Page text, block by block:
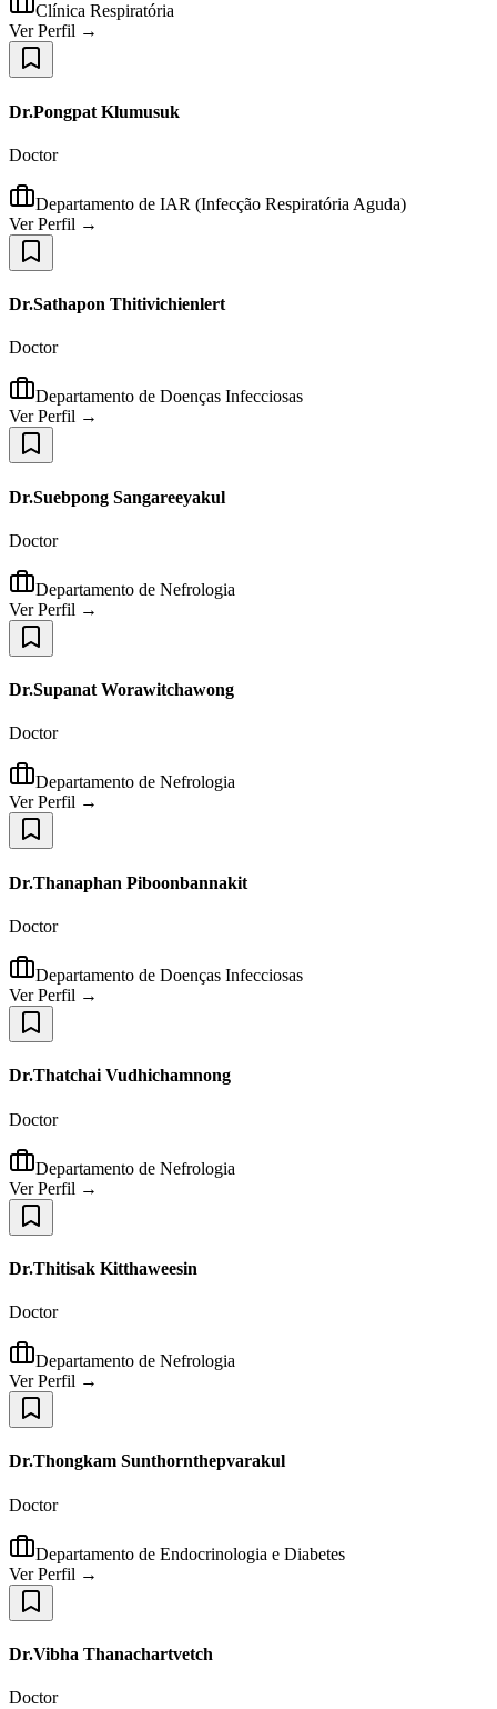
Clínica Respiratória
Ver Perfil →
Dr.Pongpat Klumusuk
Doctor
Departamento de IAR (Infecção Respiratória Aguda)
Ver Perfil →
Dr.Sathapon Thitivichienlert
Doctor
Departamento de Doenças Infecciosas
Ver Perfil →
Dr.Suebpong Sangareeyakul
Doctor
Departamento de Nefrologia
Ver Perfil →
Dr.Supanat Worawitchawong
Doctor
Departamento de Nefrologia
Ver Perfil →
Dr.Thanaphan Piboonbannakit
Doctor
Departamento de Doenças Infecciosas
Ver Perfil →
Dr.Thatchai Vudhichamnong
Doctor
Departamento de Nefrologia
Ver Perfil →
Dr.Thitisak Kitthaweesin
Doctor
Departamento de Nefrologia
Ver Perfil →
Dr.Thongkam Sunthornthepvarakul
Doctor
Departamento de Endocrinologia e Diabetes
Ver Perfil →
Dr.Vibha Thanachartvetch
Doctor